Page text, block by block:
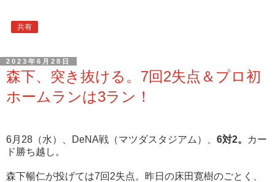
共有
2023年6月28日
森下、突き抜ける。7回2失点＆プロ初
ホームランは3ラン！
6月28（水）、DeNA戦（マツダスタジアム）、 6対2。
カー
ド勝ち越し。
森下暢仁が投げては7回2失点。昨日の床田寛樹のごとく、